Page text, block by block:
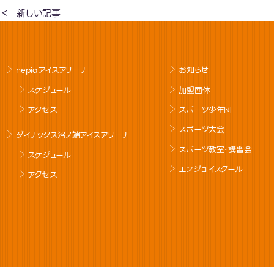
新しい記事
nepiaアイスアリーナ
スケジュール
アクセス
ダイナックス沼ノ端アイスアリーナ
スケジュール
アクセス
お知らせ
加盟団体
スポーツ少年団
スポーツ大会
スポーツ教室･講習会
エンジョイスクール